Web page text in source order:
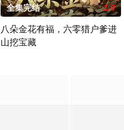
全集完结 1.0
八朵金花有福，六零猎户爹进
山挖宝藏